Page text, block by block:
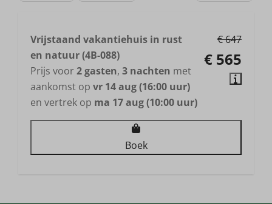
€ 647
€ 565
Vrijstaand vakantiehuis in rust
en natuur (4B-088)
Prijs voor2 gasten, 3 nachten met
aankomst op vr 14 aug (16:00 uur)
en vertrek op ma 17 aug (10:00 uur)
Boek